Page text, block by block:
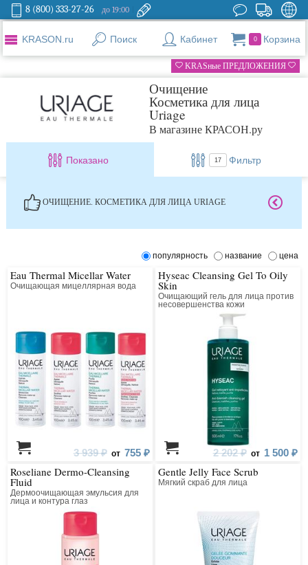
8 (800) 333-27-26 до 19:00
KRASON.ru Поиск Кабинет 0 Корзина
KRASные ПРЕДЛОЖЕНИЯ
Очищение
Косметика для лица
Uriage
В магазине КРАСОН.ру
Показано 17 Фильтр
ОЧИЩЕНИЕ. КОСМЕТИКА ДЛЯ ЛИЦА URIAGE
популярность название цена
Eau Thermal Micellar Water
Очищающая мицеллярная вода
3 939 ₽ от 755 ₽
Hyseac Cleansing Gel To Oily
Skin
Очищающий гель для лица против
несовершенства кожи
2 202 ₽ от 1 500 ₽
Roseliane Dermo-Cleansing
Fluid
Дермоочищающая эмульсия для
лица и контура глаз
Gentle Jelly Face Scrub
Мягкий скраб для лица